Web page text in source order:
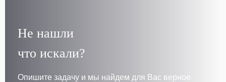
Не нашли
что искали?
Опишите задачу и мы найдем для Вас верное